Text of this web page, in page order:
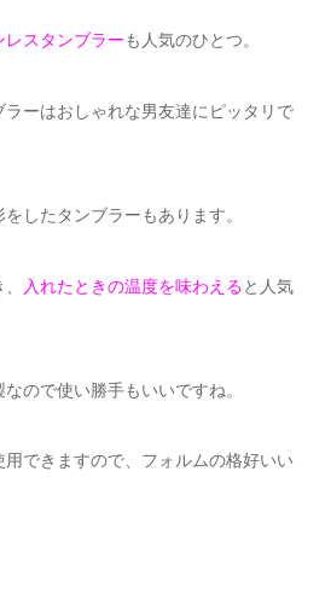
スタンブラーも人気のひとつ。
ーはおしゃれな男友達にピッタリで
したタンブラーもあります。
入れたときの温度を味わえると人気
ので使い勝手もいいですね。
できますので、フォルムの格好いい